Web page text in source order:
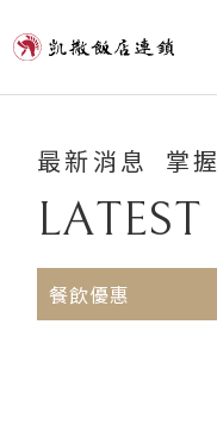
最新消息 掌握
LATEST
餐飲優惠